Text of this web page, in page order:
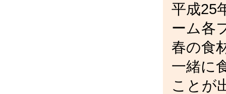
平成25
ーム各
春の食
一緒に
ことが